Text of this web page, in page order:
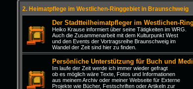
2. Heimatpflege im Westlichen-Ringgebiet in Braunschweig
Der Stadtteilheimatpfleger im Westlichen-
Heiko Krause informiert über seine Tätigkeiten im WRG.
Auch die Zusammenarbeit mit dem Kulturpunkt West
und den Events der Vortragsreihe Braunschweig im
Wandel der Zeit sind hier zu finden.
Persönliche Unterstützung für Buch und
Im laufe der Zeit werde ich immer wieder gefragt
ob es möglich wäre Texte, Fotos und Informationen
aus meinem Archiv oder meiner Webseite für Externe
Projekte wie Bücher, Festschriften oder Artikeln zur